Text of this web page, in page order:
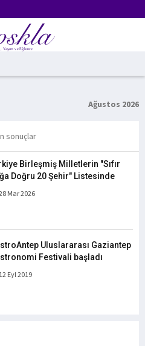
Ağustos 2026
sonuçlar
Birleşmiş Milletlerin "Sıfır
Doğru 20 Şehir" Listesinde
Mar 2026
Uluslararası Gaziantep
Festivali başladı
12 Eyl 2019